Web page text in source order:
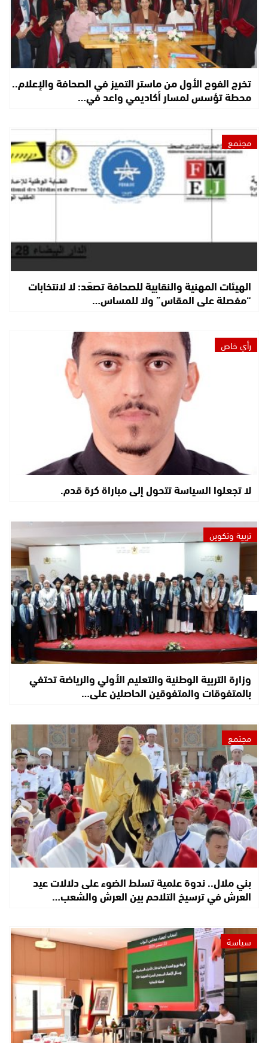
تخرج الفوج الأول من ماستر التميز في الصحافة والإعلام..
محطة تؤسس لمسار أكاديمي واعد في…
مجتمع
الهيئات المهنية والنقابية للصحافة تصعّد: لا لانتخابات
“مفصلة على المقاس” ولا للمساس…
رأي خاص
لا تجعلوا السياسة تتحول إلى مباراة كرة قدم.
تربية وتكوين
وزارة التربية الوطنية والتعليم الأولي والرياضة تحتفي
بالمتفوقات والمتفوقين الحاصلين على…
مجتمع
بني ملال.. ندوة علمية تسلط الضوء على دلالات عيد
العرش في ترسيخ التلاحم بين العرش والشعب…
سياسة